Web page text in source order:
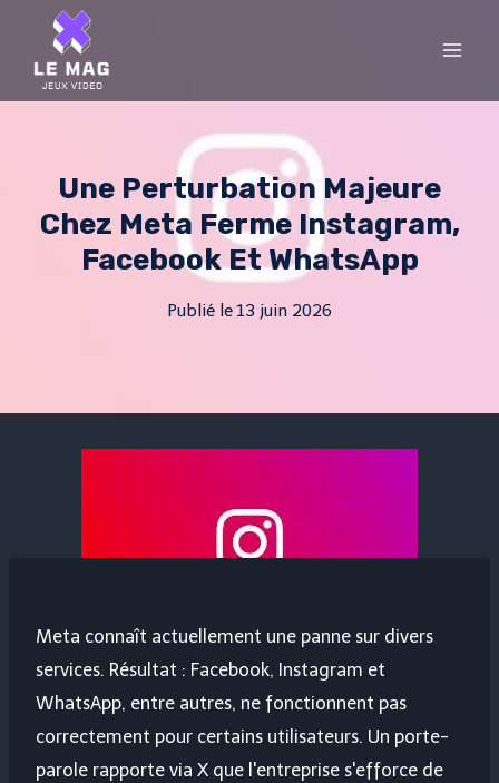
content
Une Perturbation Majeure
Chez Meta Ferme Instagram,
Facebook Et WhatsApp
Publié le13 juin 2026
Meta connaît actuellement une panne sur divers
services. Résultat : Facebook, Instagram et
WhatsApp, entre autres, ne fonctionnent pas
correctement pour certains utilisateurs. Un porte-
parole rapporte via X que l'entreprise s'efforce de